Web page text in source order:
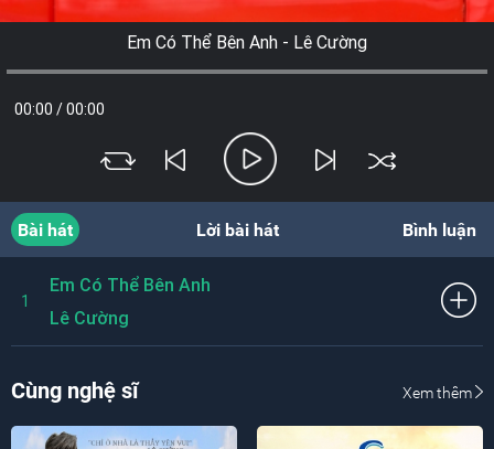
Em Có Thể Bên Anh - Lê Cường
00:00 /00:00
Bài hát Lời bài hát Bình luận
1
Em Có Thể Bên Anh
Lê Cường
Cùng nghệ sĩ Xem thêm